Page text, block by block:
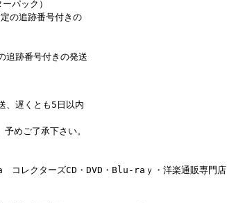
パック）
の追跡番号付きの
追跡番号付きの発送
、遅くとも5日以内
めご了承下さい。
レクターズCD・DVD・Blu-raｙ・洋楽通販専門店